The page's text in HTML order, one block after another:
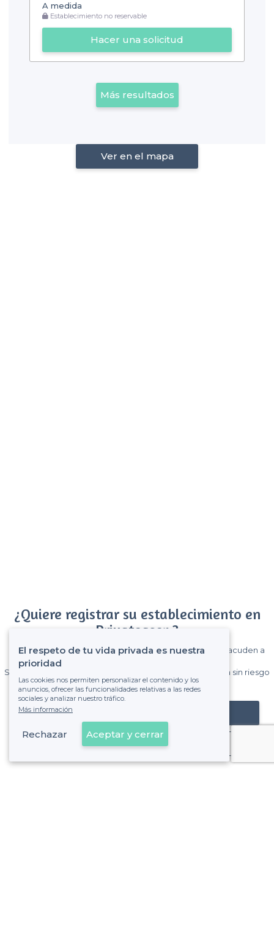
A medida
Establecimiento no reservable
Hacer una solicitud
Más resultados
Ver en el mapa
¿Quiere registrar su establecimiento en
Privateaser ?
Gane muchos clientes entre el millón de visitantes que acuden a
Sin comisiones y sin compromiso, pagas una cantidad fija sin riesgo
de ver la factura.
Registrar mi establecimiento
Ya es cliente
El respeto de tu vida privada es nuestra
prioridad
Las cookies nos permiten personalizar el contenido y los
anuncios, ofrecer las funcionalidades relativas a las redes
sociales y analizar nuestro tráfico.
Más información
Rechazar Aceptar y cerrar